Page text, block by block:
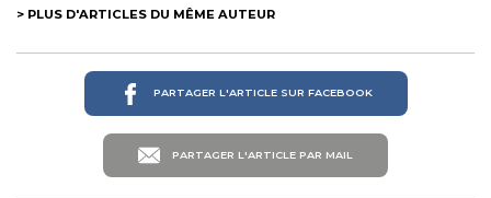
> PLUS D'ARTICLES DU MÊME AUTEUR
PARTAGER L'ARTICLE SUR FACEBOOK
PARTAGER L'ARTICLE PAR MAIL